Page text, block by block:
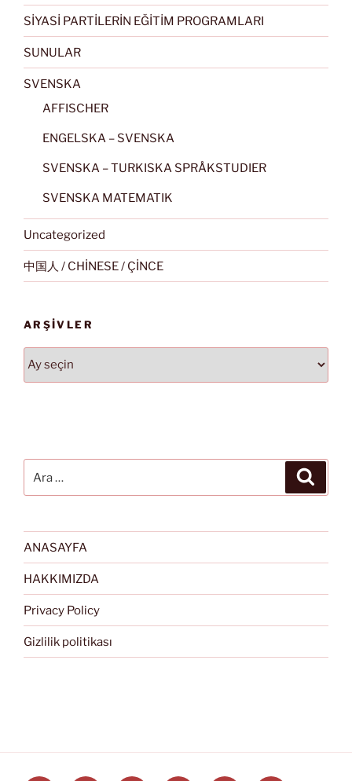
SİYASİ PARTİLERİN EĞİTİM PROGRAMLARI
SUNULAR
SVENSKA
AFFISCHER
ENGELSKA – SVENSKA
SVENSKA – TURKISKA SPRÅKSTUDIER
SVENSKA MATEMATIK
Uncategorized
中国人 / CHİNESE / ÇİNCE
ARŞIVLER
Arşivler
ANASAYFA
HAKKIMIZDA
Privacy Policy
Gizlilik politikası